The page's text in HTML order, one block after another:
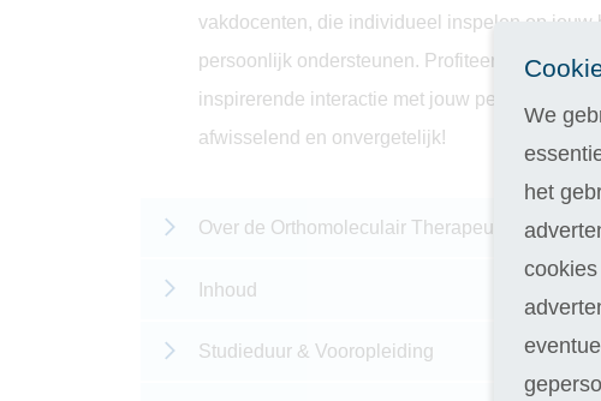
vakdocenten, die individueel inspelen op jouw
persoonlijk ondersteunen. Profiteer van
inspirerende interactie met jouw persoonlijke
afwisselend en onvergetelijk!
Over de Orthomoleculair Therapeut opleiding
Inhoud
Studieduur & Vooropleiding
We
het